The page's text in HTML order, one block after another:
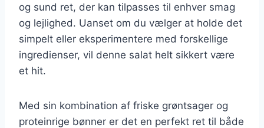
og sund ret, der kan tilpasses til enhver smag
og lejlighed. Uanset om du vælger at holde det
simpelt eller eksperimentere med forskellige
ingredienser, vil denne salat helt sikkert være
et hit.
Med sin kombination af friske grøntsager og
proteinrige bønner er det en perfekt ret til både